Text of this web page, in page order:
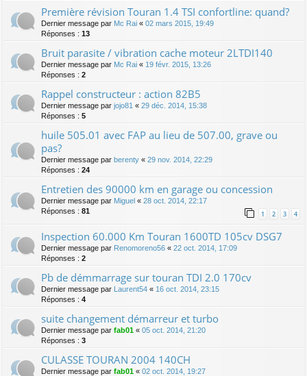
Première révision Touran 1.4 TSI confortline: quand?
Dernier message par Mc Rai « 02 mars 2015, 19:49
Réponses : 13
Bruit parasite / vibration cache moteur 2LTDI140
Dernier message par Mc Rai « 19 févr. 2015, 13:26
Réponses : 2
Rappel constructeur : action 82B5
Dernier message par jojo81 « 29 déc. 2014, 15:38
Réponses : 5
huile 505.01 avec FAP au lieu de 507.00, grave ou
pas?
Dernier message par berenty « 29 nov. 2014, 22:29
Réponses : 24
Entretien des 90000 km en garage ou concession
Dernier message par Miguel « 28 oct. 2014, 22:17
Réponses : 81 1 2 3 4
Inspection 60.000 Km Touran 1600TD 105cv DSG7
Dernier message par Renomoreno56 « 22 oct. 2014, 17:09
Réponses : 2
Pb de démmarrage sur touran TDI 2.0 170cv
Dernier message par Laurent54 « 16 oct. 2014, 23:15
Réponses : 4
suite changement démarreur et turbo
Dernier message par fab01 « 05 oct. 2014, 21:20
Réponses : 3
CULASSE TOURAN 2004 140CH
Dernier message par fab01 « 02 oct. 2014, 19:27